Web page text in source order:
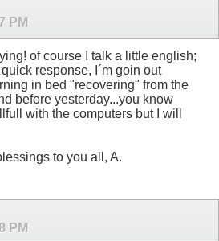
PM
of course I talk a little english;
response, I´m goin out
in bed "recovering" from the
before yesterday...you know
with the computers but I will
to you all, A.
PM